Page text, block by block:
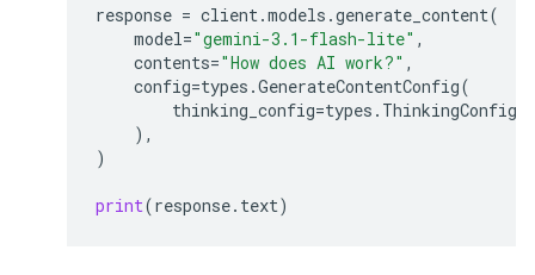
response = client.models .generate_content(
model="gemini-3.1-flash-lite" ,
contents="How does AI work?" ,
config=types .GenerateContentConfig(
thinking_config=types . ThinkingConfig
),
)
print(response. text)